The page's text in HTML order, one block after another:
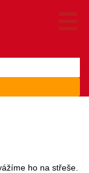
ho na střeše.